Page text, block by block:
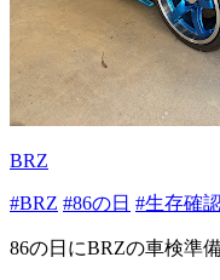
BRZ
#BRZ #86の日 #生存確
86の日にBRZの車検準